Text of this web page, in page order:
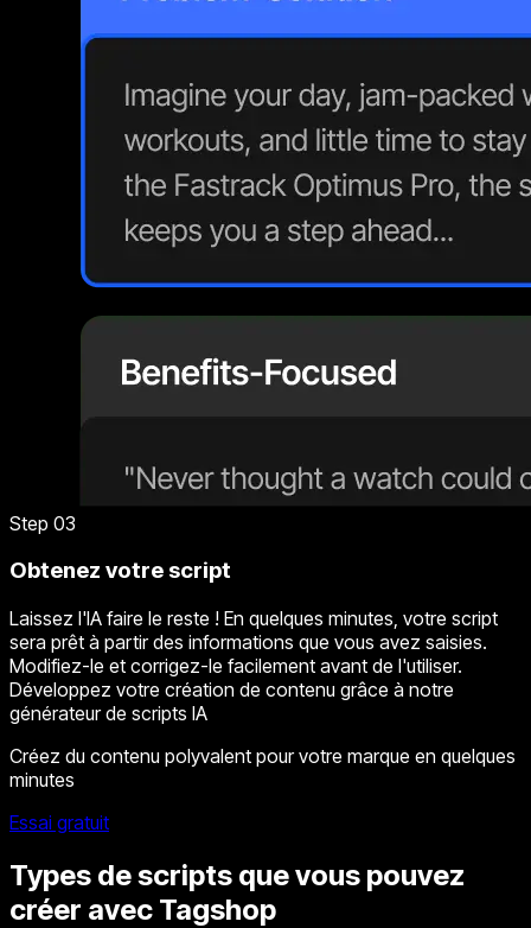
Step 03
Obtenez votre script
Laissez l'IA faire le reste ! En quelques minutes, votre script
sera prêt à partir des informations que vous avez saisies.
Modifiez-le et corrigez-le facilement avant de l'utiliser.
Développez votre création de contenu grâce à notre
générateur de scripts IA
Créez du contenu polyvalent pour votre marque en quelques
minutes
Essai gratuit
Types de scripts que vous pouvez
créer avec Tagshop